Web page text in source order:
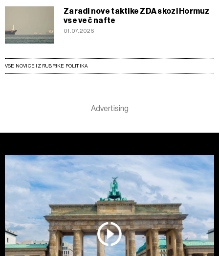
Zaradi nove taktike ZDA skozi Hormuz
vse več nafte
01.07.2026
VSE NOVICE IZ RUBRIKE POLITIKA